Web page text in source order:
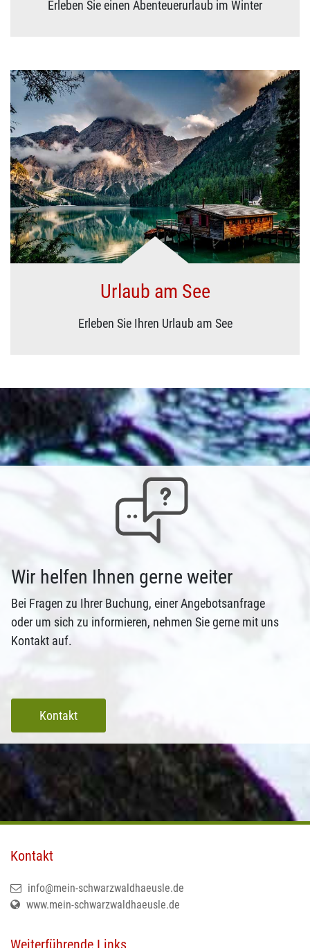
Erleben Sie einen Abenteuerurlaub im Winter
Urlaub am See
Erleben Sie Ihren Urlaub am See
Wir helfen Ihnen gerne weiter
Bei Fragen zu Ihrer Buchung, einer Angebotsanfrage
oder um sich zu informieren, nehmen Sie gerne mit uns
Kontakt auf.
Kontakt
Kontakt
info@mein-schwarzwaldhaeusle.de
www.mein-schwarzwaldhaeusle.de